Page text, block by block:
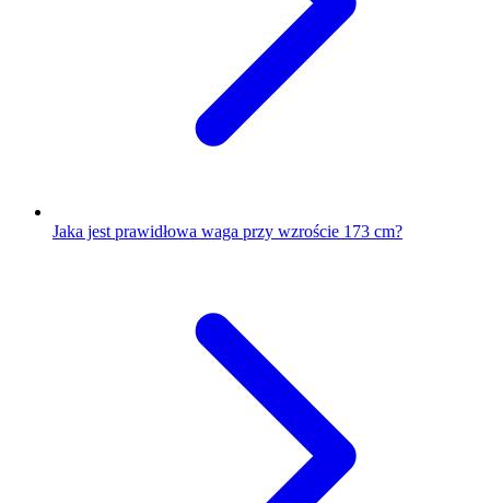
Jaka jest prawidłowa waga przy wzroście 173 cm?